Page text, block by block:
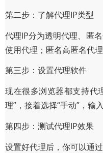
第二步：了解代理IP类型
代理IP分为透明代理、匿
使用代理；匿名高匿名代
第三步：设置代理软件
现在很多浏览器都支持代
理”，接着选择“手动”，输
第四步：测试代理IP效果
设置好代理后，你可以通